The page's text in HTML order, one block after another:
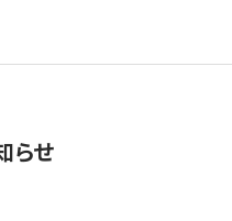
らせ